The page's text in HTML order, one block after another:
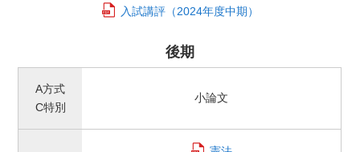
入試講評（2024年度中期）
後期
A方式
C特別
小論文